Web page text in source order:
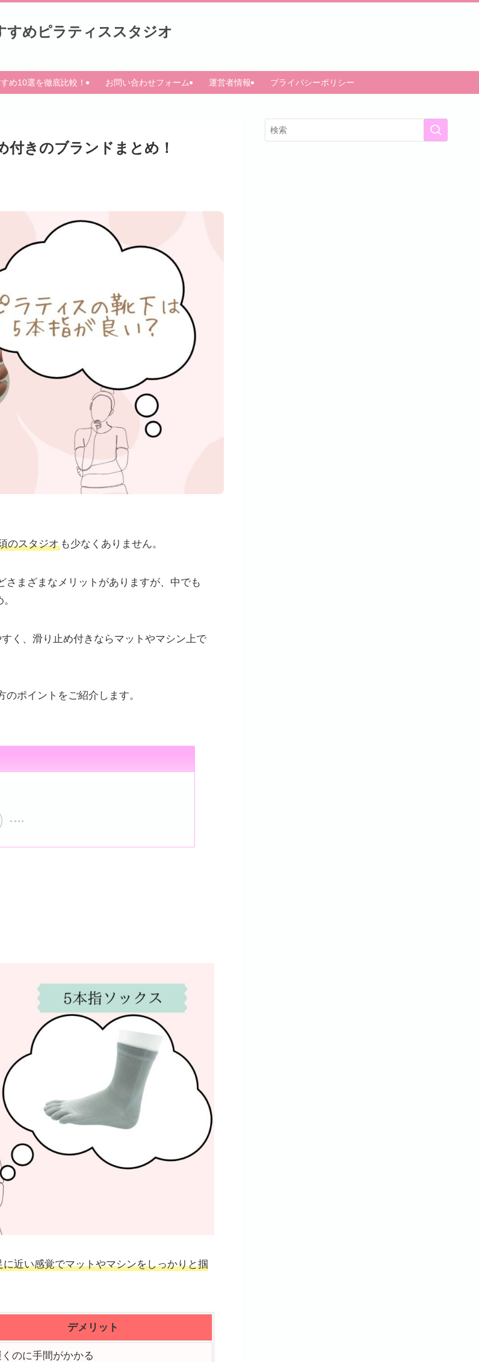
すめピラティススタジオ
め10選を徹底比較！ お問い合わせフォーム 運営者情報 プライバシーポリシー
付きのブランドまとめ！
のスタジオ も少なくありません。
さまざまなメリットがありますが、中でも
く、滑り止め付きならマットやマシン上で
ポイントをご紹介します。
に近い感覚でマットやマシンをしっかりと掴
デメリット
くのに手間がかかる